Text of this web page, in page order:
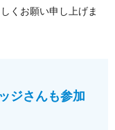
くお願い申し上げま
ジさんも参加